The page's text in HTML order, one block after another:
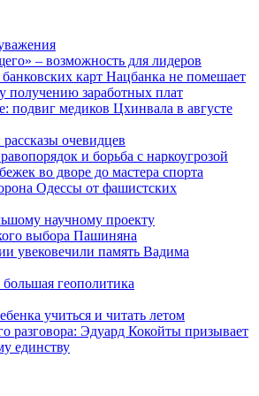
– возможность для лидеров
карт Нацбанка не помешает
получению заработных плат
подвиг медиков Цхинвала в августе
очевидцев
и борьба с наркоугрозой
во дворе до мастера спорта
Одессы от фашистских
научному проекту
выбора Пашиняна
увековечили память Вадима
геополитика
учиться и читать летом
разговора: Эдуард Кокойты призывает
единству